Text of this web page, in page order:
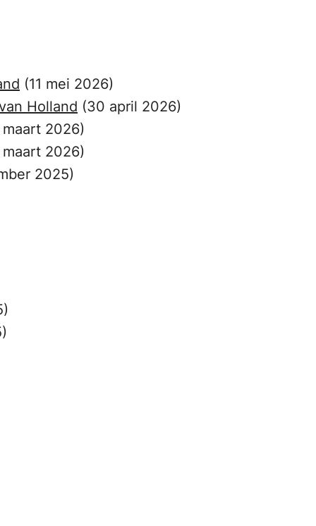
(11 mei 2026)
Holland (30 april 2026)
maart 2026)
maart 2026)
2025)